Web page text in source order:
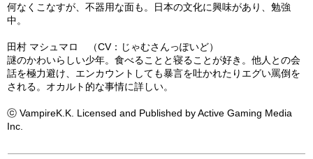
何なくこなすが、不器用な面も。日本の文化に興味があり、勉強
中。
田村 マシュマロ （CV：じゃむさんっぽいど）
謎のかわいらしい少年。食べることと寝ることが好き。他人との会
話を極力避け、エンカウントしても暴言を吐かれたりエグい罵倒を
される。オカルト的な事情に詳しい。
ⓒ VampireK.K. Licensed and Published by Active Gaming Media
Inc.